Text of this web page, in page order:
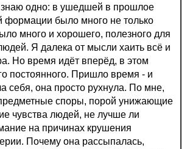
знаю одно: в ушедшей в прошлое
формации было много не только
много и хорошего, полезного для
Я далека от мысли хаить всё и
Но время идёт вперёд, в этом
постоянного. Пришло время - и
себя, она просто рухнула. По мне,
споры, порой унижающие
чувства людей, не лучше ли
на причинах крушения
Почему она рассыпалась,